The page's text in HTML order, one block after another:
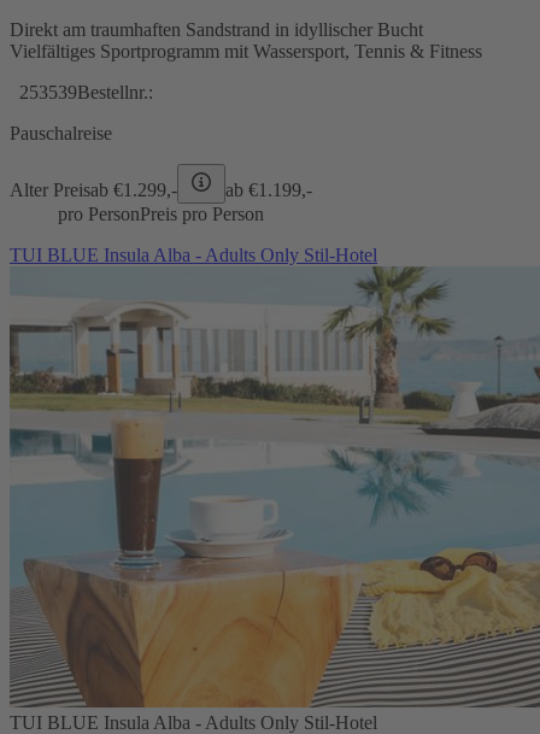
Direkt am traumhaften Sandstrand in idyllischer Bucht
Vielfältiges Sportprogramm mit Wassersport, Tennis & Fitness
253539Bestellnr.:
Pauschalreise
Alter Preisab €1.299,- ab €1.199,-
pro PersonPreis pro Person
TUI BLUE Insula Alba - Adults Only Stil-Hotel
TUI BLUE Insula Alba - Adults Only Stil-Hotel